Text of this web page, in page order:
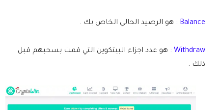
Balance : هو الرصيد الحالي الخاص بك .
Withdraw :
هو عدد اجزاء البيتكوين التي قمت بسحبهم قبل
ذلك .